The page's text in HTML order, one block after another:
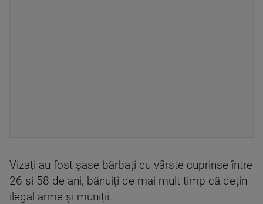
Vizați au fost șase bărbați cu vârste cuprinse între
26 și 58 de ani, bănuiți de mai mult timp că dețin
ilegal arme și muniții.